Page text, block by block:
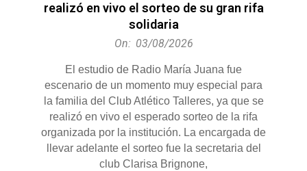
realizó en vivo el sorteo de su gran rifa
solidaria
On: 03/08/2026
El estudio de Radio María Juana fue
escenario de un momento muy especial para
la familia del Club Atlético Talleres, ya que se
realizó en vivo el esperado sorteo de la rifa
organizada por la institución. La encargada de
llevar adelante el sorteo fue la secretaria del
club Clarisa Brignone,